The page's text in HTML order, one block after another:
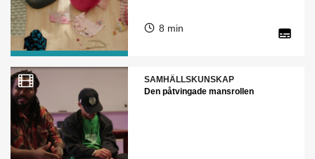
8 min
SAMHÄLLSKUNSKAP
Den påtvingade mansrollen